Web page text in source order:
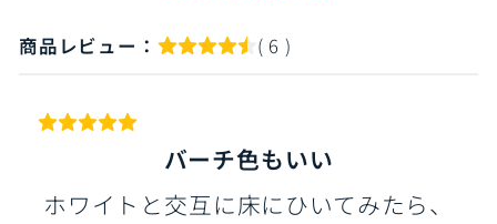
商品レビュー： ( 6 )
バーチ色もいい
ホワイトと交互に床にひいてみたら、